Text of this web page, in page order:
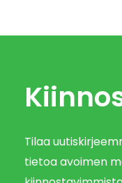
Tilaa
tietoa avoimen